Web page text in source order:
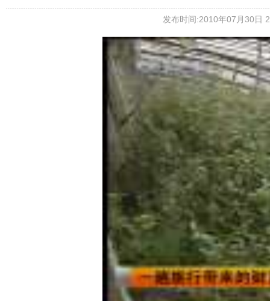
发布时间:2010年07月30日